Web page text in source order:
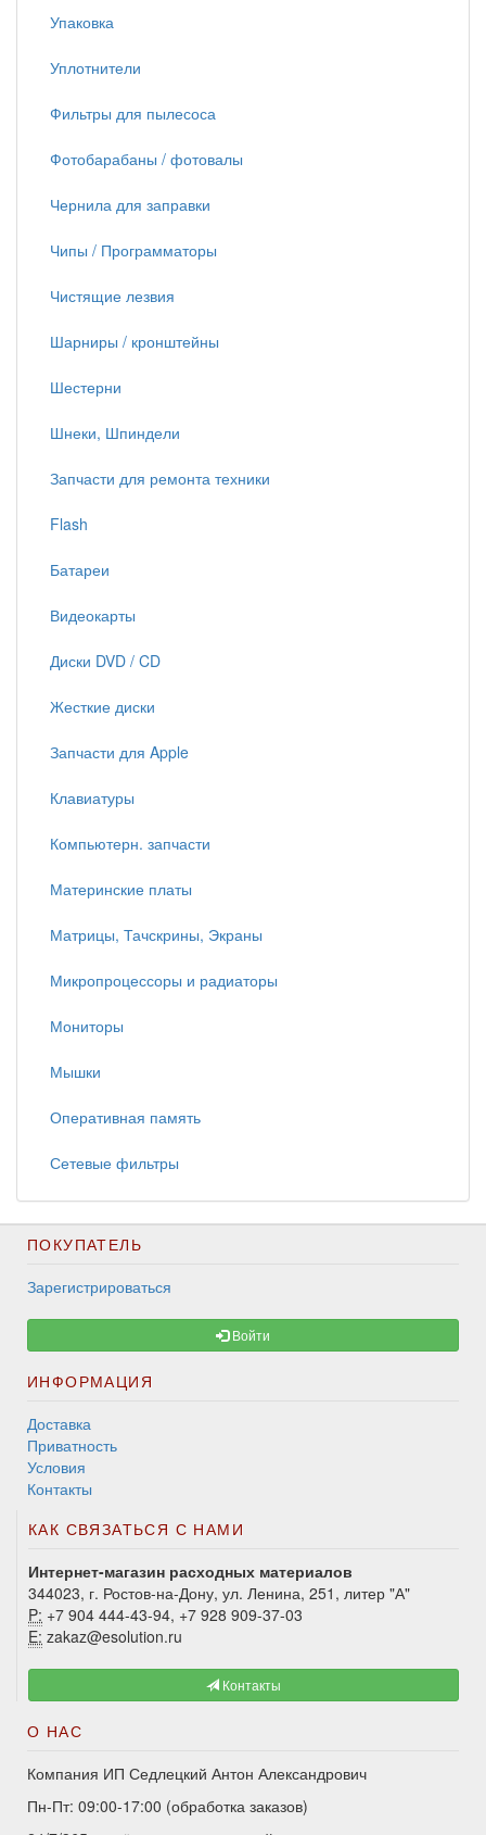
Упаковка
Уплотнители
Фильтры для пылесоса
Фотобарабаны / фотовалы
Чернила для заправки
Чипы / Программаторы
Чистящие лезвия
Шарниры / кронштейны
Шестерни
Шнеки, Шпиндели
Запчасти для ремонта техники
Flash
Батареи
Видеокарты
Диски DVD / CD
Жесткие диски
Запчасти для Apple
Клавиатуры
Компьютерн. запчасти
Материнские платы
Матрицы, Тачскрины, Экраны
Микропроцессоры и радиаторы
Мониторы
Мышки
Оперативная память
Сетевые фильтры
ПОКУПАТЕЛЬ
Зарегистрироваться
Войти
ИНФОРМАЦИЯ
Доставка
Приватность
Условия
Контакты
КАК СВЯЗАТЬСЯ С НАМИ
Интернет-магазин расходных материалов
344023, г. Ростов-на-Дону, ул. Ленина, 251, литер "А"
P: +7 904 444-43-94, +7 928 909-37-03
E: zakaz@esolution.ru
Контакты
О НАС
Компания ИП Седлецкий Антон Александрович
Пн-Пт: 09:00-17:00 (обработка заказов)